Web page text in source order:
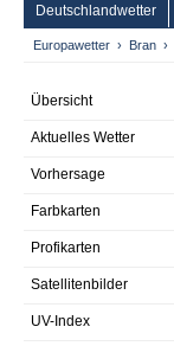
Deutschlandwetter
Europawetter Bran
Übersicht
Aktuelles Wetter
Vorhersage
Farbkarten
Profikarten
Satellitenbilder
UV-Index